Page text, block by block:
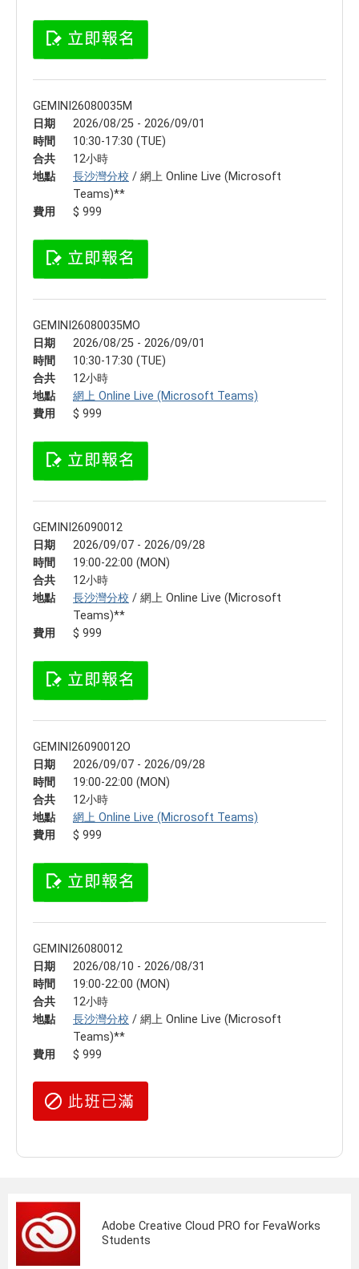
GEMINI26080035M
日期
2026/08/25 - 2026/09/01
時間
10:30-17:30 (TUE)
合共
12小時
地點
長沙灣分校 / 網上 Online Live (Microsoft
Teams)**
費用
$ 999
GEMINI26080035MO
日期
2026/08/25 - 2026/09/01
時間
10:30-17:30 (TUE)
合共
12小時
地點
網上 Online Live (Microsoft Teams)
費用
$ 999
GEMINI26090012
日期
2026/09/07 - 2026/09/28
時間
19:00-22:00 (MON)
合共
12小時
地點
長沙灣分校 / 網上 Online Live (Microsoft
Teams)**
費用
$ 999
GEMINI26090012O
日期
2026/09/07 - 2026/09/28
時間
19:00-22:00 (MON)
合共
12小時
地點
網上 Online Live (Microsoft Teams)
費用
$ 999
GEMINI26080012
日期
2026/08/10 - 2026/08/31
時間
19:00-22:00 (MON)
合共
12小時
地點
長沙灣分校 / 網上 Online Live (Microsoft
Teams)**
費用
$ 999
Adobe Creative Cloud PRO for FevaWorks
Students